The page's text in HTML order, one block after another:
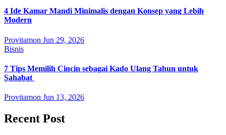
4 Ide Kamar Mandi Minimalis dengan Konsep yang Lebih
Modern
Provitamon Jun 29, 2026
Bisnis
7 Tips Memilih Cincin sebagai Kado Ulang Tahun untuk
Sahabat
Provitamon Jun 13, 2026
Recent Post